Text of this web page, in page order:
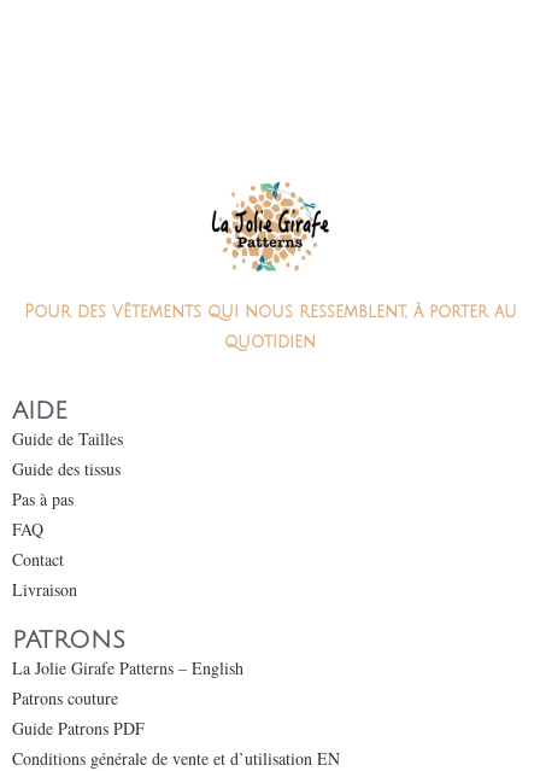
Pour des vêtements qui nous ressemblent, à porter au
quotidien
AIDE
Guide de Tailles
Guide des tissus
Pas à pas
FAQ
Contact
Livraison
PATRONS
La Jolie Girafe Patterns – English
Patrons couture
Guide Patrons PDF
Conditions générale de vente et d’utilisation EN